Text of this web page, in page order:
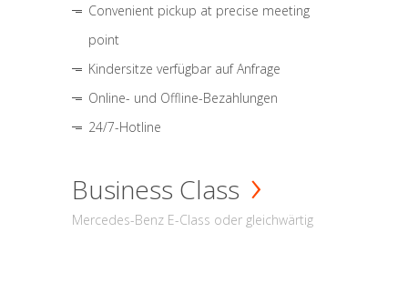
Convenient pickup at precise meeting
point
Kindersitze verfügbar auf Anfrage
Online- und Offline-Bezahlungen
24/7-Hotline
Business Class
Mercedes-Benz E-Class oder gleichwärtig